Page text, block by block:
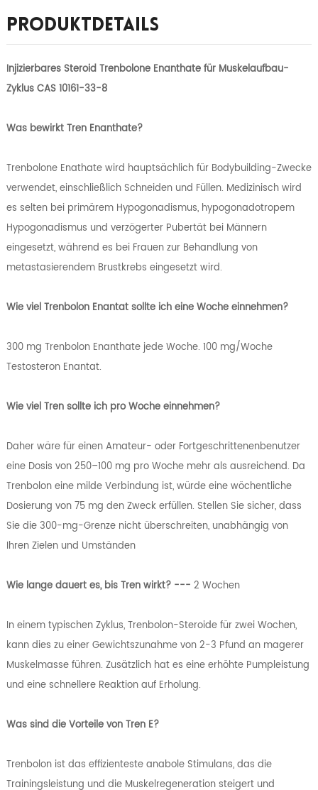
Produktdetails
Injizierbares Steroid Trenbolone Enanthate für Muskelaufbau-
Zyklus CAS 10161-33-8
Was bewirkt Tren Enanthate?
Trenbolone Enathate wird hauptsächlich für Bodybuilding-Zwecke
verwendet, einschließlich Schneiden und Füllen. Medizinisch wird
es selten bei primärem Hypogonadismus, hypogonadotropem
Hypogonadismus und verzögerter Pubertät bei Männern
eingesetzt, während es bei Frauen zur Behandlung von
metastasierendem Brustkrebs eingesetzt wird.
Wie viel Trenbolon Enantat sollte ich eine Woche einnehmen?
300 mg Trenbolon Enanthate jede Woche. 100 mg/Woche
Testosteron Enantat.
Wie viel Tren sollte ich pro Woche einnehmen?
Daher wäre für einen Amateur- oder Fortgeschrittenenbenutzer
eine Dosis von 250–100 mg pro Woche mehr als ausreichend. Da
Trenbolon eine milde Verbindung ist, würde eine wöchentliche
Dosierung von 75 mg den Zweck erfüllen. Stellen Sie sicher, dass
Sie die 300-mg-Grenze nicht überschreiten, unabhängig von
Ihren Zielen und Umständen
Wie lange dauert es, bis Tren wirkt? --- 2 Wochen
In einem typischen Zyklus, Trenbolon-Steroide für zwei Wochen,
kann dies zu einer Gewichtszunahme von 2-3 Pfund an magerer
Muskelmasse führen. Zusätzlich hat es eine erhöhte Pumpleistung
und eine schnellere Reaktion auf Erholung.
Was sind die Vorteile von Tren E?
Trenbolon ist das effizienteste anabole Stimulans, das die
Trainingsleistung und die Muskelregeneration steigert und